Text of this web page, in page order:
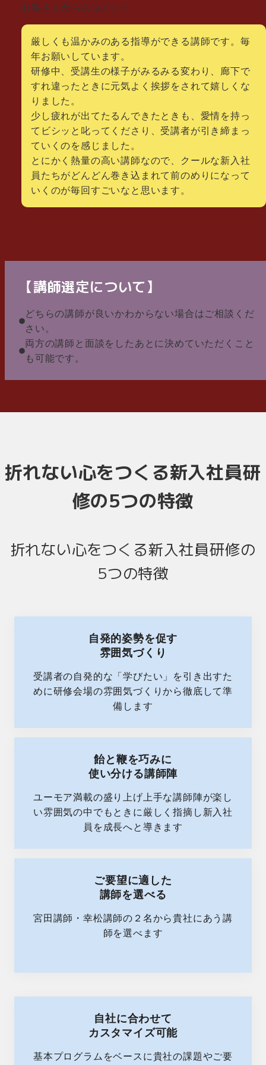
お客さまからのコメント
厳しくも温かみのある指導ができる講師です。毎
年お願いしています。
研修中、受講生の様子がみるみる変わり、廊下で
すれ違ったときに元気よく挨拶をされて嬉しくな
りました。
少し疲れが出てたるんできたときも、愛情を持っ
てビシッと叱ってくださり、受講者が引き締まっ
ていくのを感じました。
とにかく熱量の高い講師なので、クールな新入社
員たちがどんどん巻き込まれて前のめりになって
いくのが毎回すごいなと思います。
【講師選定について】
どちらの講師が良いかわからない場合はご相談くだ
さい。
両方の講師と面談をしたあとに決めていただくこと
も可能です。
折れない心をつくる新入社員研
修の5つの特徴
折れない心をつくる新入社員研修の
5つの特徴
自発的姿勢を促す
雰囲気づくり
受講者の自発的な「学びたい」を引き出すた
めに研修会場の雰囲気づくりから徹底して準
備します
飴と鞭を巧みに
使い分ける講師陣
ユーモア満載の盛り上げ上手な講師陣が楽し
い雰囲気の中でもときに厳しく指摘し新入社
員を成長へと導きます
ご要望に適した
講師を選べる
宮田講師・幸松講師の２名から貴社にあう講
師を選べます
自社に合わせて
カスタマイズ可能
基本プログラムをベースに貴社の課題やご要